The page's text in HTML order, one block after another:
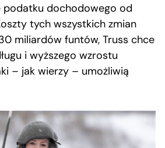
podatku dochodowego od
tych wszystkich zmian
miliardów funtów, Truss chce
i wyższego wzrostu
– jak wierzy – umożliwią